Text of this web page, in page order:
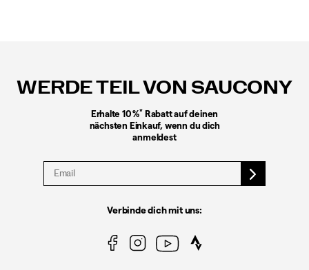
WERDE TEIL VON SAUCONY
Erhalte 10 %* Rabatt auf deinen
nächsten Einkauf, wenn du dich
anmeldest
Verbinde dich mit uns: